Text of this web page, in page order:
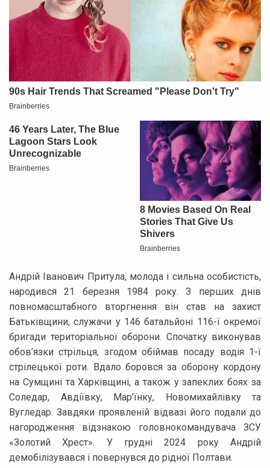
Андрій Іванович Притула, молода і сильна особистість,
народився 21 березня 1984 року. З перших днів
повномасштабного вторгнення він став на захист
Батьківщини, служачи у 146 батальйоні 116-ї окремої
бригади територіальної оборони. Спочатку виконував
обов’язки стрільця, згодом обіймав посаду водія 1-ї
стрілецької роти. Вдало боровся за оборону кордону
на Сумщині та Харківщині, а також у запеклих боях за
Соледар, Авдіївку, Мар’їнку, Новомихайлівку та
Вугледар. Завдяки проявленій відвазі його подали до
нагородження відзнакою головнокомандувача ЗСУ
«Золотий Хрест». У грудні 2024 року Андрій
демобілізувався і повернувся до рідної Полтави.